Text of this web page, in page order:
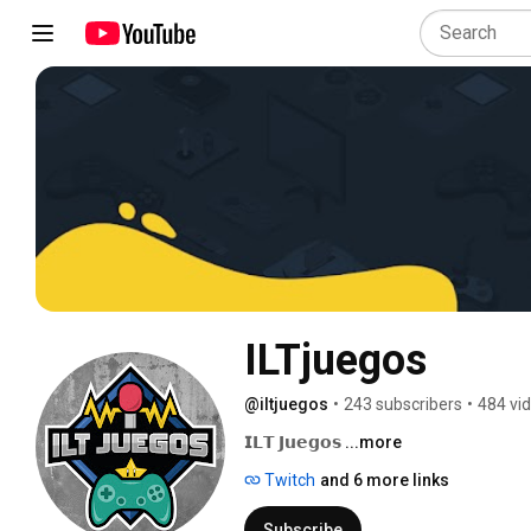
ILTjuegos
@iltjuegos • 243 subscribers • 484
𝗜𝗟𝗧 𝗝𝘂𝗲𝗴𝗼𝘀 ...more
Twitch and 6 more links